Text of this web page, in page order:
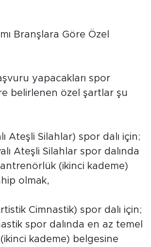
Branşlara Göre Özel
yapacakları spor
belirlenen özel şartlar şu
Ateşli Silahlar) spor dalı için;
Ateşli Silahlar spor dalında
(ikinci kademe)
olmak,
Cimnastik) spor dalı için;
spor dalında en az temel
kademe) belgesine